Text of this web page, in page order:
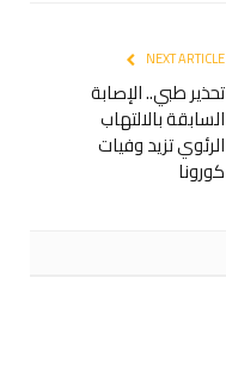
NEXT ARTICLE
تحذير طبي.. الإصابة
السابقة بالالتهاب
الرئوي تزيد وفيات
كورونا